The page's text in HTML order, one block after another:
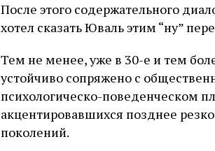
После этого содержательного
хотел сказать Юваль этим “ну”
Тем не менее, уже в 30-е и тем
устойчиво сопряжено с
психологическо-поведенческом
акцентировавшихся позднее
поколений.